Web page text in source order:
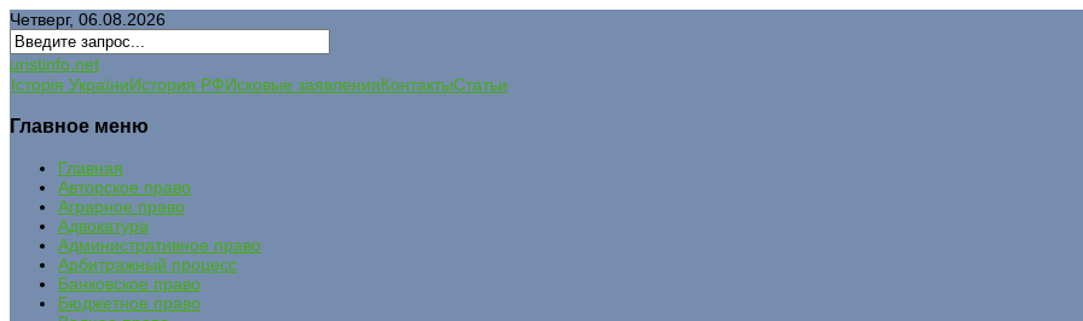
Четверг, 06.08.2026
uristinfo.net
Історія УкраїниИстория РФИсковые заявленияКонтактыСтатьи
Главное меню
Главная
Авторское право
Аграрное право
Адвокатура
Административное право
Арбитражный процесс
Банковское право
Бюджетное право